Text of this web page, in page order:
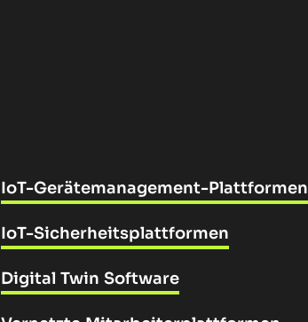
IoT-Gerätemanagement-Plattformen
IoT-Sicherheitsplattformen
Digital Twin Software